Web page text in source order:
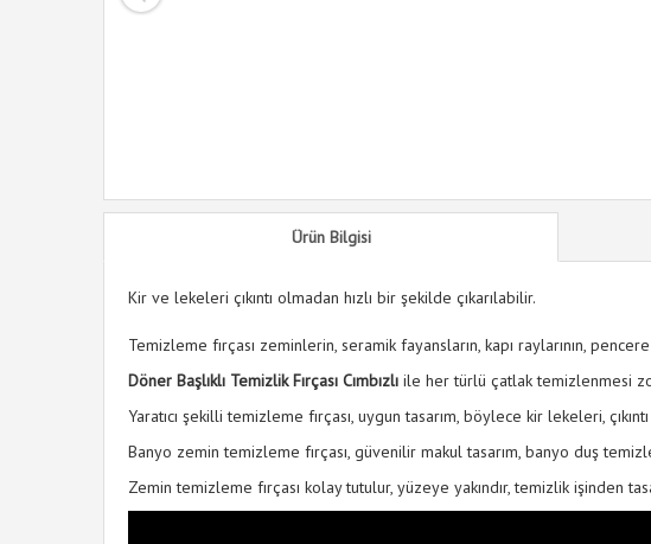
Ürün Bilgisi
Kir ve lekeleri çıkıntı olmadan hızlı bir şekilde çıkarılabilir.
Temizleme fırçası zeminlerin, seramik fayansların, kapı raylarının,
Döner Başlıklı Temizlik Fırçası Cımbızlı ile her türlü çatlak temizlenmesi
Yaratıcı şekilli temizleme fırçası, uygun tasarım, böylece kir lekeleri,
Banyo zemin temizleme fırçası, güvenilir makul tasarım, banyo duş
Zemin temizleme fırçası kolay tutulur, yüzeye yakındır, temizlik işinden